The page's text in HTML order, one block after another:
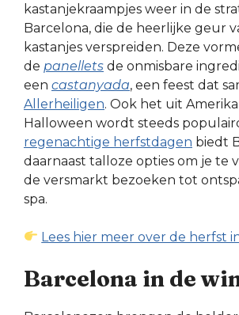
kastanjekraampjes weer in de
Barcelona, die de heerlijke geur
kastanjes verspreiden. Deze
de panellets de onmisbare
een castanyada, een feest dat
Allerheiligen. Ook het uit
Halloween wordt steeds
regenachtige herfstdagen biedt
daarnaast talloze opties om je te
de versmarkt bezoeken tot
spa.
Lees hier meer over de herfst
Barcelona in de